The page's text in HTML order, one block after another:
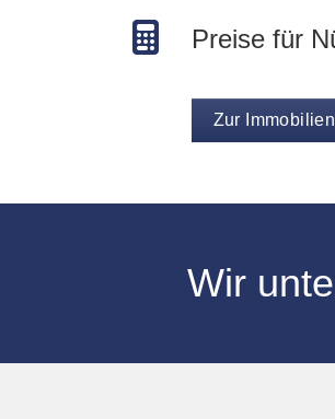
Preise für
Zur
Wir